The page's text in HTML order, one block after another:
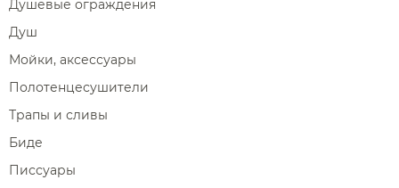
Душевые ограждения
Душ
Мойки, аксессуары
Полотенцесушители
Трапы и сливы
Биде
Писсуары